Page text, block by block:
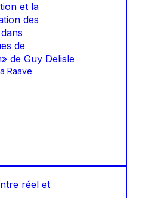
et la
des
de
de Guy Delisle
Raave
réel et